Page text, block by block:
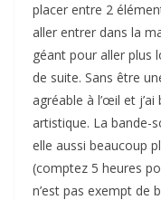
l
a
i
t
d
e
«
f
o
n
t
r
e
h
o
m
m
placer entre 2
aller entrer dans la
géant pour aller plus
de suite. Sans être
agréable à l’œil et
artistique. La bande-
elle aussi beaucoup
(comptez 5 heures
n’est pas exempt de